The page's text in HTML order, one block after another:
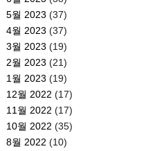
5월 2023 (37)
4월 2023 (37)
3월 2023 (19)
2월 2023 (21)
1월 2023 (19)
12월 2022 (17)
11월 2022 (17)
10월 2022 (35)
8월 2022 (10)